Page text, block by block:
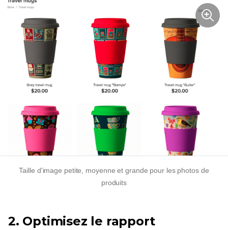
Taille d'image petite, moyenne et grande pour les photos de
produits
2. Optimisez le rapport